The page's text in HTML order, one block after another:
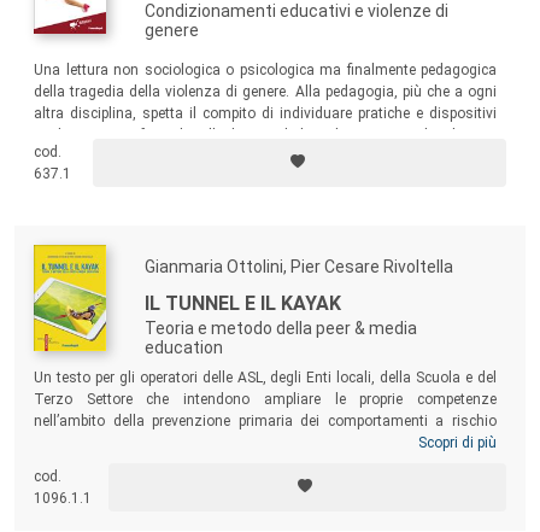
Condizionamenti educativi e violenze di
genere
Una lettura non sociologica o psicologica ma finalmente pedagogica
della tragedia della violenza di genere. Alla pedagogia, più che a ogni
altra disciplina, spetta il compito di individuare pratiche e dispositivi
tra i soggetti. Perché quando si hanno le parole per nominare la realtà,
si hanno anche gli strumenti per trasformarla.
cod.
637.1
Gianmaria Ottolini, Pier Cesare Rivoltella
IL TUNNEL E IL KAYAK
Teoria e metodo della peer & media
education
Un testo per gli operatori delle ASL, degli Enti locali, della Scuola e del
Terzo Settore che intendono ampliare le proprie competenze
nell’ambito della prevenzione primaria dei comportamenti a rischio
nelle età giovanili. La Peer&Media Education (PME) è una forma
media, in particolare nei social network, uno spazio e uno strumento di
intervento grazie all’attivazione di competenze sociali diffuse.
Scopri di più
cod.
1096.1.1